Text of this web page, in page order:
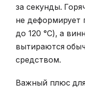
за секунды.
не деформирует
до 120 °C), а
вытираются
средством.
Важный плюс